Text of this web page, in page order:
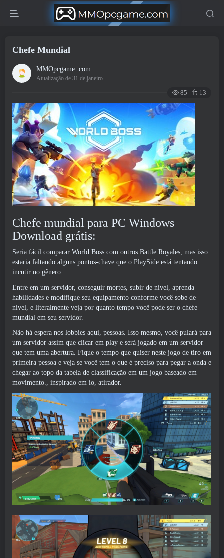
Chefe Mundial
MMOpcgame. com
Atualização de 31 de janeiro
85 13
Chefe mundial para PC Windows
Download grátis:
Seria fácil comparar World Boss com outros Battle Royales, mas isso
estaria faltando alguns pontos-chave que o PlaySide está tentando
incutir no gênero.
Entre em um servidor, conseguir mortes, subir de nível, aprenda
habilidades e modifique seu equipamento conforme você sobe de
nível, e literalmente veja por quanto tempo você pode ser o chefe
mundial em seu servidor.
Não há espera nos lobbies aqui, pessoas. Isso mesmo, você pulará para
um servidor assim que clicar em play e será jogado em um servidor
que tem uma abertura. Fique o tempo que quiser neste jogo de tiro em
primeira pessoa e veja se você tem o que é preciso para pegar a onda e
chegar ao topo da tabela de classificação em um jogo baseado em
movimento., inspirado em io, atirador.